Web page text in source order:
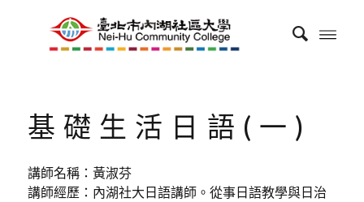
基礎生活日語(一)
講師名稱：黃淑芬
講師經歷：內湖社大日語講師。從事日語教學與日治